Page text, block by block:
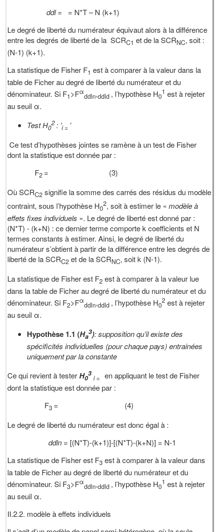
ddl= = N*T – N (k+1)
Le degré de liberté du numérateur équivaut alors à la différence
entre les degrés de liberté de la SCRC1 et de la SCRNC, soit :
(N-1) (k+1).
La statistique de Fisher F1 est à comparer à la valeur dans la
table de Ficher au degré de liberté du numérateur et du
dénominateur. Si F1>Fα
ddln,ddld , l’hypothèse H0
1 est à rejeter
au seuil α.
TestH0
2: ’i = ’
Ce test d’hypothèses jointes se ramène à un test de Fisher
dont la statistique est donnée par :
F2 = (3)
Où SCRC2 signifie la somme des carrés des résidus du modèle
contraint, sous l’hypothèse H0
2, soit à estimer le «modèle à
effets fixes individuels ». Le degré de liberté est donné par :
(N*T) - (k+N) : ce dernier terme comporte k coefficients et N
termes constants à estimer. Ainsi, le degré de liberté du
numérateur s’obtient à partir de la différence entre les degrés de
liberté de la SCRC2 et de la SCRNC, soit k (N-1).
La statistique de Fisher est F2 est à comparer à la valeur lue
dans la table de Ficher au degré de liberté du numérateur et du
dénominateur. Si F2>Fα
ddln,ddld , l’hypothèse H0
2 est à rejeter
au seuil α.
Hypothèse 1.1 (Ha
3): supposition qu’il existe des
spécificités individuelles (pour chaque pays) entrainées
uniquement par la constante
Ce qui revient à testerH0
3
i = en appliquant le test de Fisher
dont la statistique est donnée par :
F3 = (4)
Le degré de liberté du numérateur est donc égal à :
ddln = [(N*T)-(k+1)]-[(N*T)-(k+N)] = N-1
La statistique de Fisher est F3 est à comparer à la valeur dans
la table de Ficher au degré de liberté du numérateur et du
dénominateur. Si F3>Fα
ddln,ddld , l’hypothèse H0
1 est à rejeter
au seuil α.
II.2.2. modèle à effets individuels